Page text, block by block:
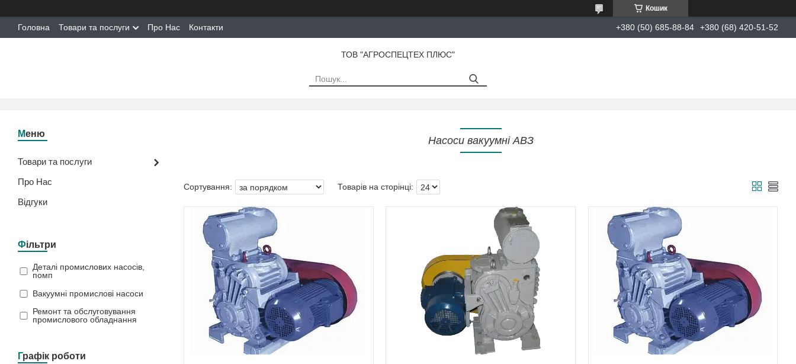
Кошик
Головна Товари та послуги Про Нас Контакти +380 (50) 685-88-84 +380 (68) 420-51-52
ТОВ "АГРОСПЕЦТЕХ ПЛЮС"
Товари та послуги
Про Нас
Відгуки
Фільтри
Деталі промислових насосів,
помп
Вакуумні промислові насоси
Ремонт та обслуговування
промислового обладнання
Графік роботи
Насоси вакуумні АВЗ